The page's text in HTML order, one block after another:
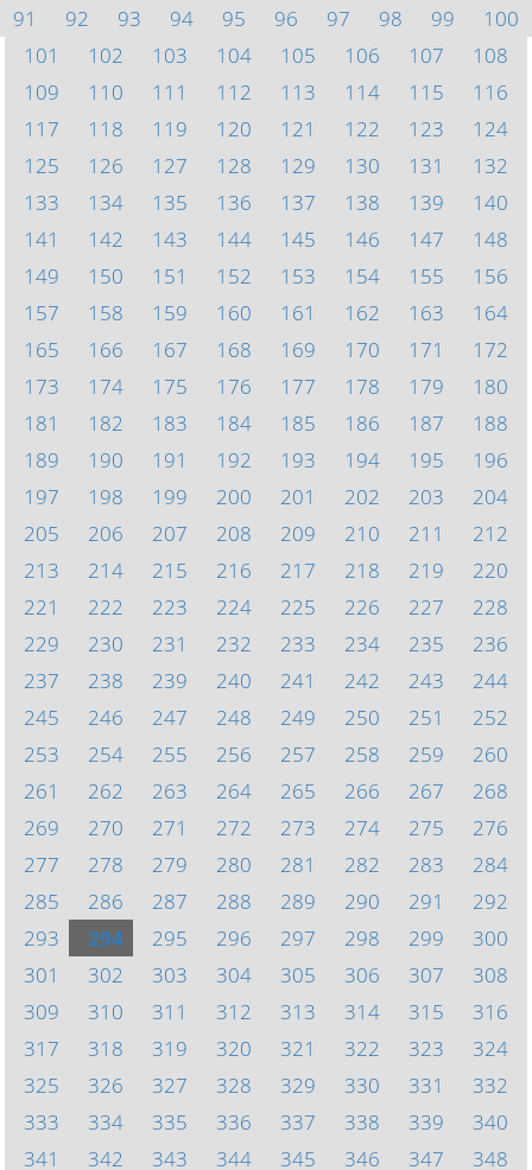
91
92 93 94 95 96 97 98 99
100
101
102 103 104 105 106 107
108
109
110 111 112 113 114 115
116
117
118 119 120 121 122 123
124
125
126 127 128 129 130 131
132
133
134 135 136 137 138 139
140
141
142 143 144 145 146 147
148
149
150 151 152 153 154 155
156
157
158 159 160 161 162 163
164
165
166 167 168 169 170 171
172
173
174 175 176 177 178 179
180
181
182 183 184 185 186 187
188
189
190 191 192 193 194 195
196
197
198 199 200 201 202 203
204
205
206 207 208 209 210 211
212
213
214 215 216 217 218 219
220
221
222 223 224 225 226 227
228
229
230 231 232 233 234 235
236
237
238 239 240 241 242 243
244
245
246 247 248 249 250 251
252
253
254 255 256 257 258 259
260
261
262 263 264 265 266 267
268
269
270 271 272 273 274 275
276
277
278 279 280 281 282 283
284
285
286 287 288 289 290 291
292
293
294 295 296 297 298 299
300
301
302 303 304 305 306 307
308
309
310 311 312 313 314 315
316
317
318 319 320 321 322 323
324
325
326 327 328 329 330 331
332
333
334 335 336 337 338 339
340
341
342 343 344 345 346 347 348